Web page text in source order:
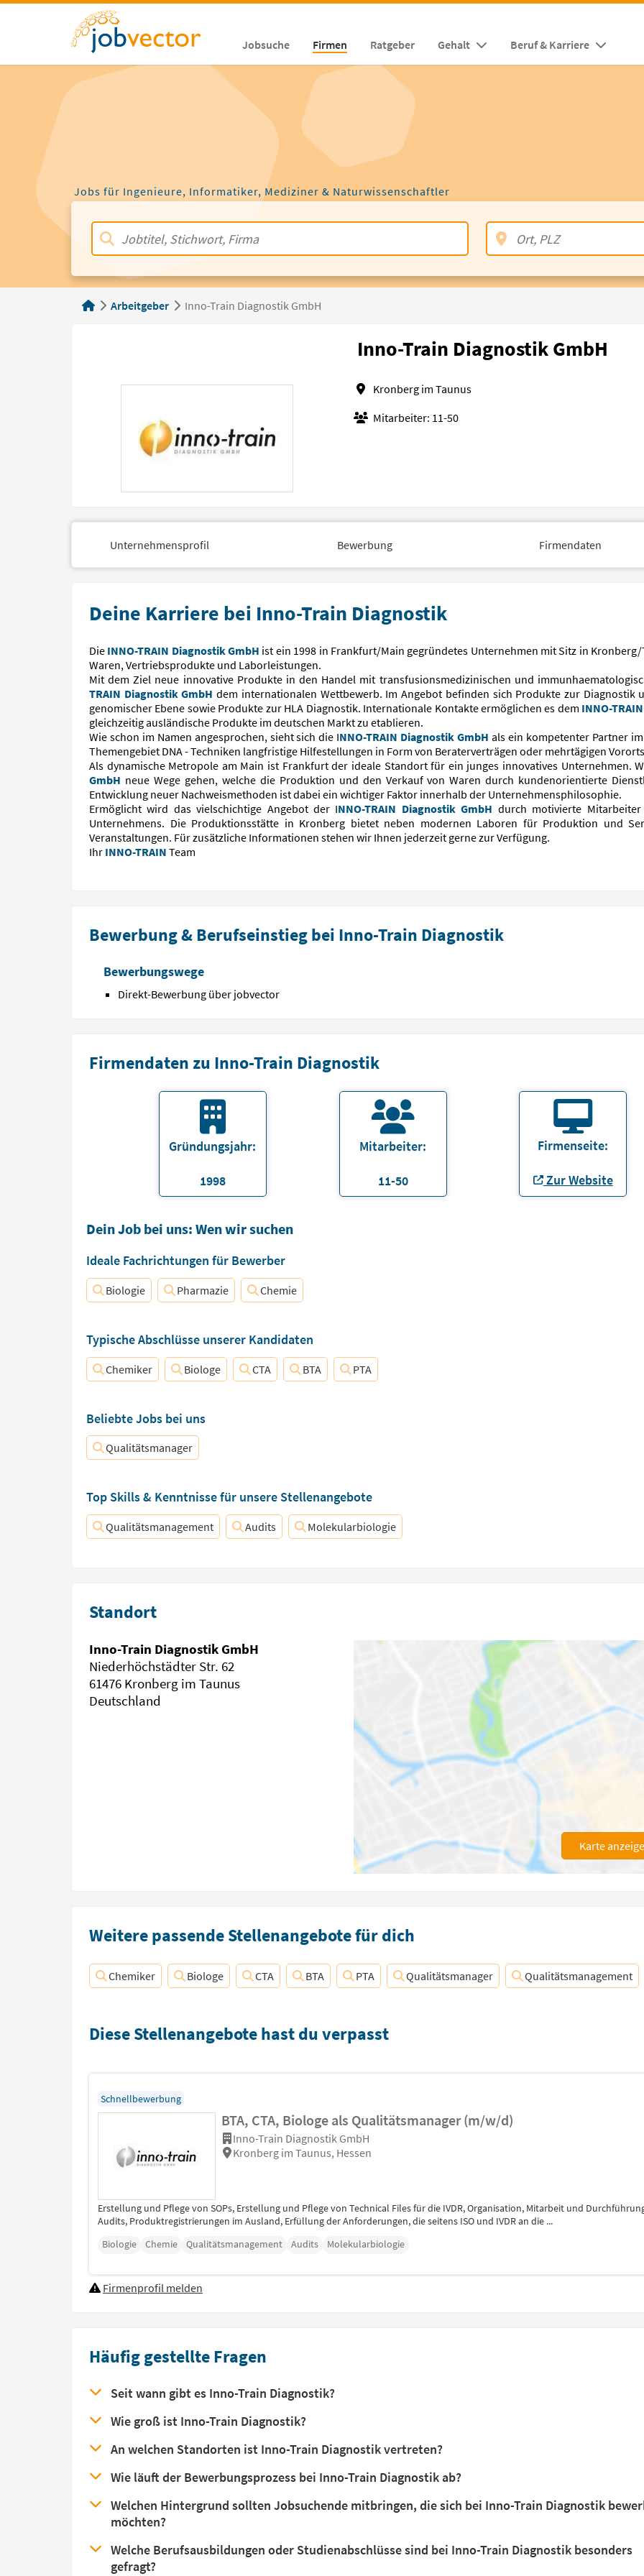
Jobsuche Firmen Ratgeber Gehalt Beruf & Karriere
Jobs für Ingenieure, Informatiker, Mediziner & Naturwissenschaftler
Arbeitgeber Inno-Train Diagnostik GmbH
Inno-Train Diagnostik GmbH
Kronberg im Taunus
Mitarbeiter: 11-50
Unternehmensprofil Bewerbung Firmendaten
Deine Karriere bei Inno-Train Diagnostik
Die INNO-TRAIN Diagnostik GmbH ist ein 1998 in Frankfurt/Main gegründetes Unternehmen mit Sitz in
Waren, Vertriebsprodukte und Laborleistungen.
Mit dem Ziel neue innovative Produkte in den Handel mit transfusionsmedizinischen und
TRAIN Diagnostik GmbH dem internationalen Wettbewerb. Im Angebot befinden sich Produkte zur Diagnostik
genomischer Ebene sowie Produkte zur HLA Diagnostik. Internationale Kontakte ermöglichen es dem INNO-TRAIN
gleichzeitig ausländische Produkte im deutschen Markt zu etablieren.
Wie schon im Namen angesprochen, sieht sich die INNO-TRAIN Diagnostik GmbHals ein kompetenter Partner
Themengebiet DNA - Techniken langfristige Hilfestellungen in Form von Beraterverträgen oder mehrtägigen
Als dynamische Metropole am Main ist Frankfurt der ideale Standort für ein junges innovatives Unternehmen.
GmbH neue Wege gehen, welche die Produktion und den Verkauf von Waren durch kundenorientierte
Entwicklung neuer Nachweismethoden ist dabei ein wichtiger Faktor innerhalb der Unternehmensphilosophie.
Ermöglicht wird das vielschichtige Angebot der INNO-TRAIN Diagnostik GmbH durch motivierte
Unternehmens. Die Produktionsstätte in Kronberg bietet neben modernen Laboren für Produktion und
Veranstaltungen. Für zusätzliche Informationen stehen wir Ihnen jederzeit gerne zur Verfügung.
Ihr INNO-TRAIN Team
Bewerbung & Berufseinstieg bei Inno-Train Diagnostik
Bewerbungswege
Direkt-Bewerbung über jobvector
Firmendaten zu Inno-Train Diagnostik
Gründungsjahr:
1998
Mitarbeiter:
11-50
Firmenseite:
Zur Website
Dein Job bei uns: Wen wir suchen
Ideale Fachrichtungen für Bewerber
Biologie Pharmazie Chemie
Typische Abschlüsse unserer Kandidaten
Chemiker Biologe CTA BTA PTA
Beliebte Jobs bei uns
Qualitätsmanager
Top Skills & Kenntnisse für unsere Stellenangebote
Qualitätsmanagement Audits Molekularbiologie
Standort
Inno-Train Diagnostik GmbH
Niederhöchstädter Str. 62
61476 Kronberg im Taunus
Deutschland
Karte
Weitere passende Stellenangebote für dich
Chemiker Biologe CTA BTA PTA Qualitätsmanager Qualitätsmanagement
Diese Stellenangebote hast du verpasst
Schnellbewerbung
BTA, CTA, Biologe als Qualitätsmanager (m/w/d)
Inno-Train Diagnostik GmbH
Kronberg im Taunus, Hessen
Erstellung und Pflege von SOPs, Erstellung und Pflege von Technical Files für die IVDR, Organisation, Mitarbeit und
Audits, Produktregistrierungen im Ausland, Erfüllung der Anforderungen, die seitens ISO und IVDR an die ...
Biologie
Chemie Qualitätsmanagement Audits Molekularbiologie
Firmenprofil melden
Häufig gestellte Fragen
Seit wann gibt es Inno-Train Diagnostik?
Wie groß ist Inno-Train Diagnostik?
An welchen Standorten ist Inno-Train Diagnostik vertreten?
Wie läuft der Bewerbungsprozess bei Inno-Train Diagnostik ab?
Welchen Hintergrund sollten Jobsuchende mitbringen, die sich bei Inno-Train Diagnostik
möchten?
Welche Berufsausbildungen oder Studienabschlüsse sind bei Inno-Train Diagnostik besonders
gefragt?